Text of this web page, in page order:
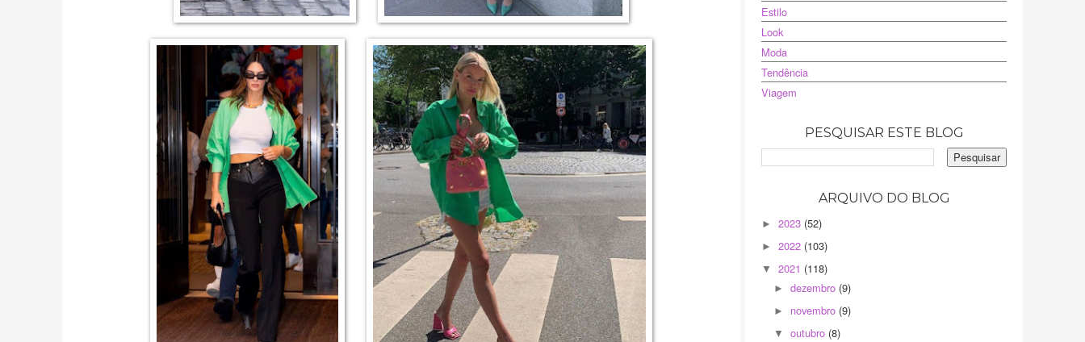
Estilo
Look
Moda
Tendência
Viagem
PESQUISAR ESTE BLOG
ARQUIVO DO BLOG
► 2023 (52)
► 2022 (103)
▼ 2021 (118)
►dezembro (9)
► novembro (9)
▼outubro (8)